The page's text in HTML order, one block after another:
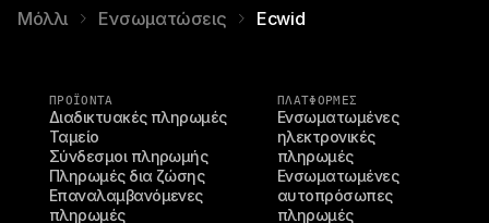
Μόλλι Ενσωματώσεις Ecwid
ΠΡΟΪΌΝΤΑ
Διαδικτυακές πληρωμές
Ταμείο
Σύνδεσμοι πληρωμής
Πληρωμές δια ζώσης
Επαναλαμβανόμενες
πληρωμές
ΠΛΑΤΦΟΡΜΕΣ
Ενσωματωμένες
ηλεκτρονικές
πληρωμές
Ενσωματωμένες
αυτοπρόσωπες
πληρωμές